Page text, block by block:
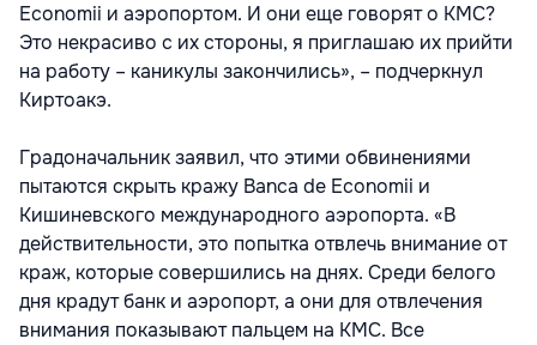
Economii и аэропортом. И они еще говорят о КМС?
Это некрасиво с их стороны, я приглашаю их прийти
на работу – каникулы закончились», – подчеркнул
Киртоакэ.
Градоначальник заявил, что этими обвинениями
пытаются скрыть кражу Banca de Economii и
Кишиневского международного аэропорта. «В
действительности, это попытка отвлечь внимание от
краж, которые совершились на днях. Среди белого
дня крадут банк и аэропорт, а они для отвлечения
внимания показывают пальцем на КМС. Все